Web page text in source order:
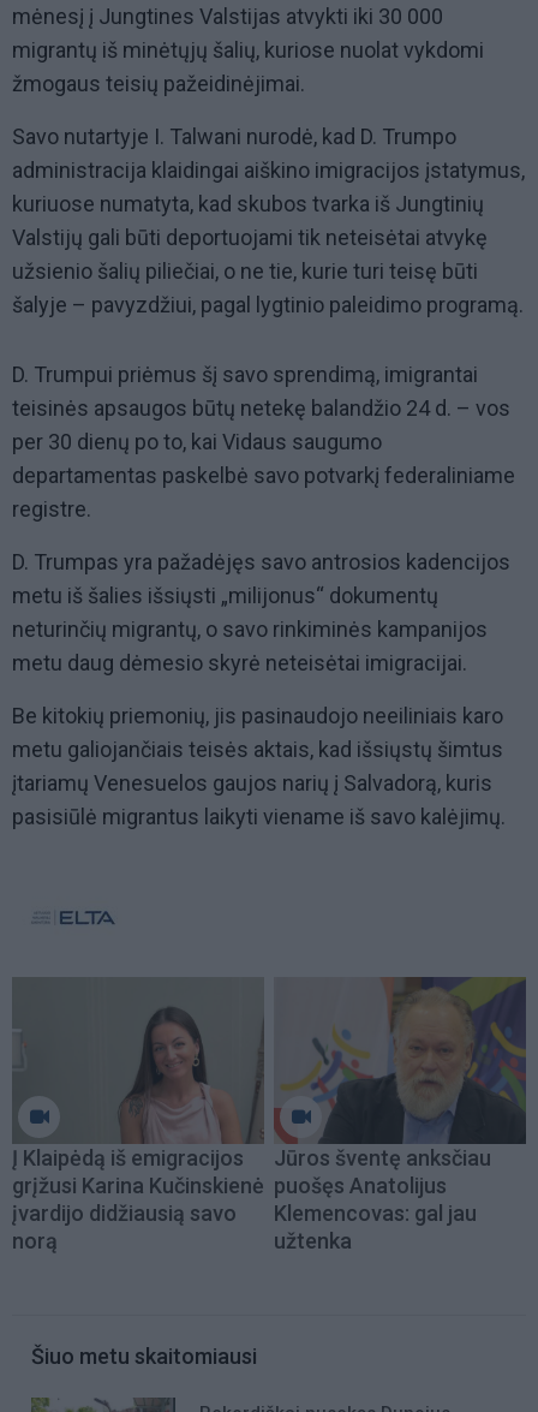
mėnesį į Jungtines Valstijas atvykti iki 30 000
migrantų iš minėtųjų šalių, kuriose nuolat vykdomi
žmogaus teisių pažeidinėjimai.
Savo nutartyje I. Talwani nurodė, kad D. Trumpo
administracija klaidingai aiškino imigracijos įstatymus,
kuriuose numatyta, kad skubos tvarka iš Jungtinių
Valstijų gali būti deportuojami tik neteisėtai atvykę
užsienio šalių piliečiai, o ne tie, kurie turi teisę būti
šalyje – pavyzdžiui, pagal lygtinio paleidimo programą.
D. Trumpui priėmus šį savo sprendimą, imigrantai
teisinės apsaugos būtų netekę balandžio 24 d. – vos
per 30 dienų po to, kai Vidaus saugumo
departamentas paskelbė savo potvarkį federaliniame
registre.
D. Trumpas yra pažadėjęs savo antrosios kadencijos
metu iš šalies išsiųsti „milijonus“ dokumentų
neturinčių migrantų, o savo rinkiminės kampanijos
metu daug dėmesio skyrė neteisėtai imigracijai.
Be kitokių priemonių, jis pasinaudojo neeiliniais karo
metu galiojančiais teisės aktais, kad išsiųstų šimtus
įtariamų Venesuelos gaujos narių į Salvadorą, kuris
pasisiūlė migrantus laikyti viename iš savo kalėjimų.
Į Klaipėdą iš emigracijos
grįžusi Karina Kučinskienė
įvardijo didžiausią savo
norą
Jūros šventę anksčiau
puošęs Anatolijus
Klemencovas: gal jau
užtenka
Šiuo metu skaitomiausi